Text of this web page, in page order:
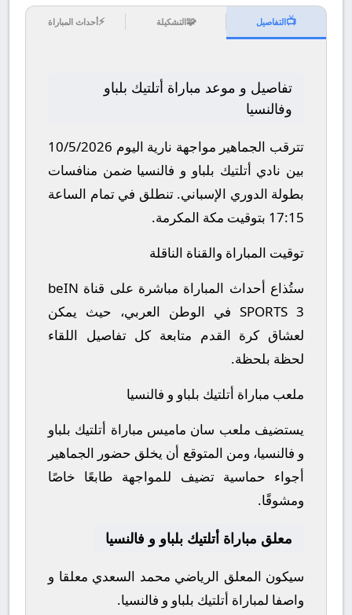
📺التفاصيل 🧩التشكيلة ⚡أحداث المباراة
تفاصيل و موعد مباراة أتلتيك بلباو
وفالنسيا
تترقب الجماهير مواجهة نارية اليوم 10/5/2026
بين نادي أتلتيك بلباو و فالنسيا ضمن منافسات
بطولة الدوري الإسباني. تنطلق في تمام الساعة
17:15 بتوقيت مكة المكرمة.
توقيت المباراة والقناة الناقلة
ستُذاع أحداث المباراة مباشرة على قناة beIN
SPORTS 3 في الوطن العربي، حيث يمكن
لعشاق كرة القدم متابعة كل تفاصيل اللقاء
لحظة بلحظة.
ملعب مباراة أتلتيك بلباو و فالنسيا
يستضيف ملعب سان ماميس مباراة أتلتيك بلباو
و فالنسيا، ومن المتوقع أن يخلق حضور الجماهير
أجواء حماسية تضيف للمواجهة طابعًا خاصًا
ومشوقًا.
معلق مباراة أتلتيك بلباو و فالنسيا
سيكون المعلق الرياضي محمد السعدي معلقا و
واصفا لمباراة أتلتيك بلباو و فالنسيا.